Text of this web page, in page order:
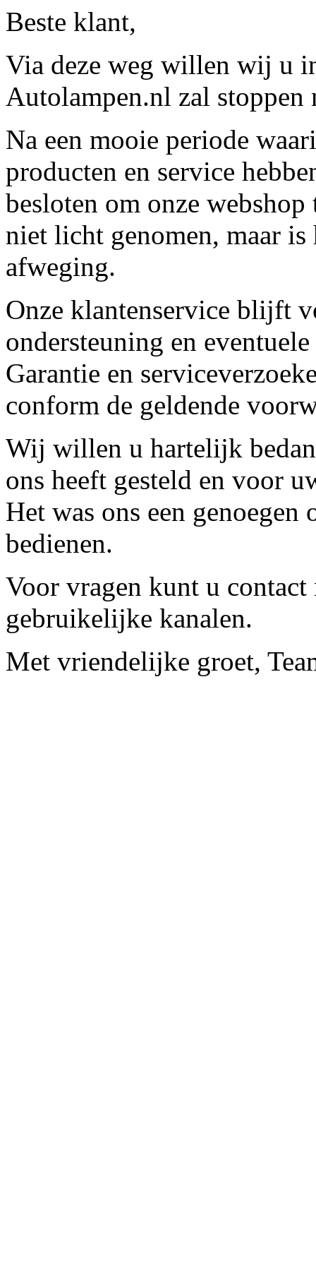
Beste klant,
Via deze weg willen wij u
Autolampen.nl zal stoppen
Na een mooie periode
producten en service
besloten om onze
niet licht genomen, maar
afweging.
Onze klantenservice blijft
ondersteuning en
Garantie en
conform de geldende
Wij willen u hartelijk
ons heeft gesteld en voor
Het was ons een
bedienen.
Voor vragen kunt u contact
gebruikelijke kanalen.
Met vriendelijke groet,